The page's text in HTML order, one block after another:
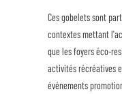
Ces gobelets sont
contextes mettant
que les foyers éco-
activités récréatives
événements